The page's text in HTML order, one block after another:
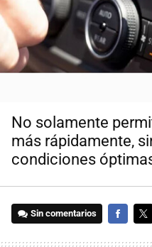
No solamente
más rápidamente,
condiciones
Sin comentarios